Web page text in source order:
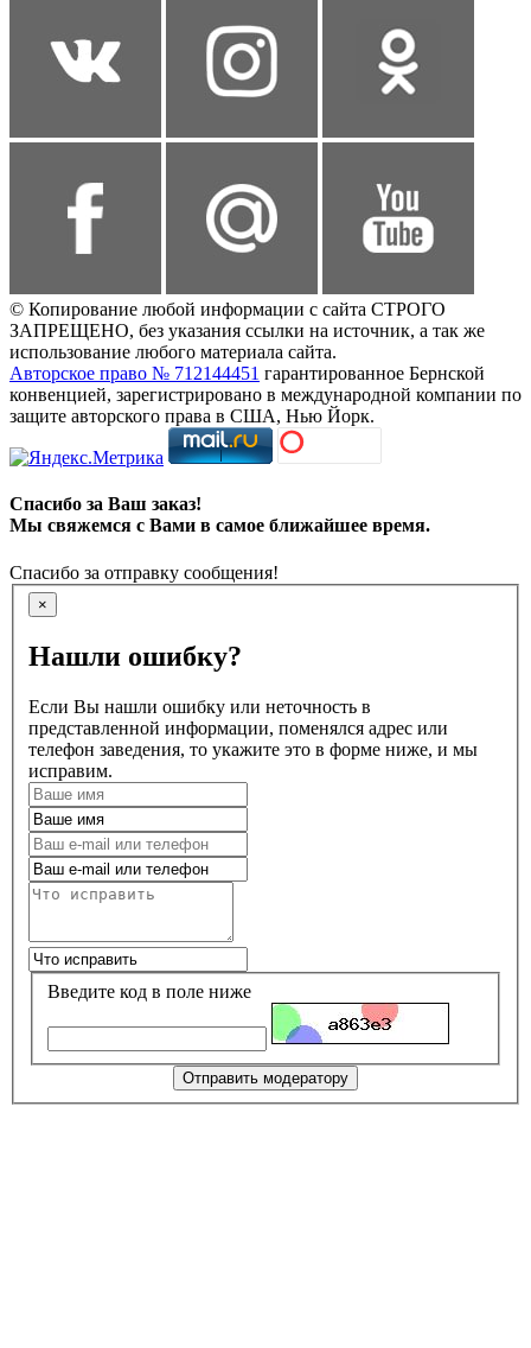
© Копирование любой информации с сайта СТРОГО
ЗАПРЕЩЕНО, без указания ссылки на источник, а так же
использование любого материала сайта.
Авторское право № 712144451 гарантированное Бернской
конвенцией, зарегистрировано в международной компании по
защите авторского права в США, Нью Йорк.
Спасибо за Ваш заказ!
Мы свяжемся с Вами в самое ближайшее время.
Спасибо за отправку сообщения!
×
Нашли ошибку?
Если Вы нашли ошибку или неточность в
представленной информации, поменялся адрес или
телефон заведения, то укажите это в форме ниже, и мы
исправим.
Введите код в поле ниже
Отправить модератору